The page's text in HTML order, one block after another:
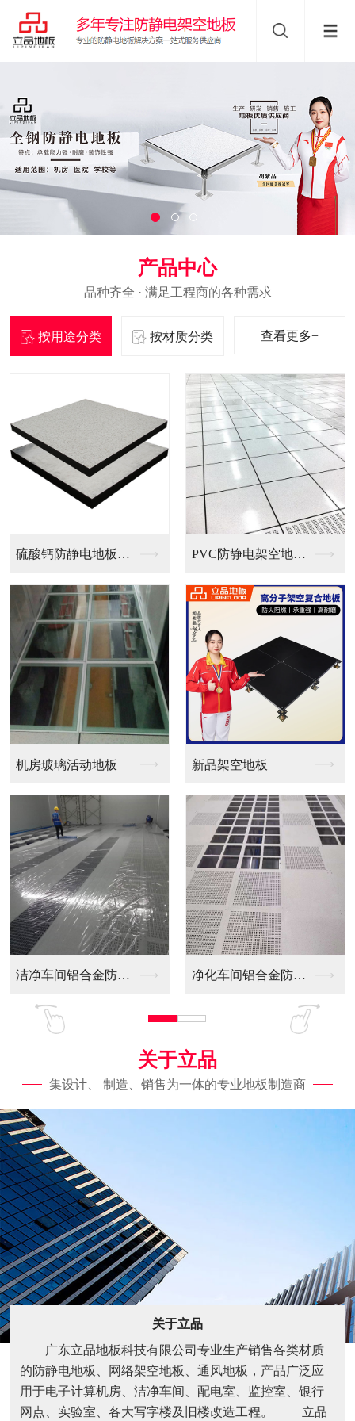
产品中心
品种齐全 · 满足工程商的各种需求
按用途分类 按材质分类 查看更多+
新品架空地板
全钢无边防静电地板
全铝防静电地板
关于立品
集设计、 制造、销售为一体的专业地板制造商
关于立品
广东立品地板科技有限公司专业生产销售各类材质
的防静电地板、网络架空地板、通风地板，产品广泛应
用于电子计算机房、洁净车间、配电室、监控室、银行
网点、实验室、各大写字楼及旧楼改造工程。 立品